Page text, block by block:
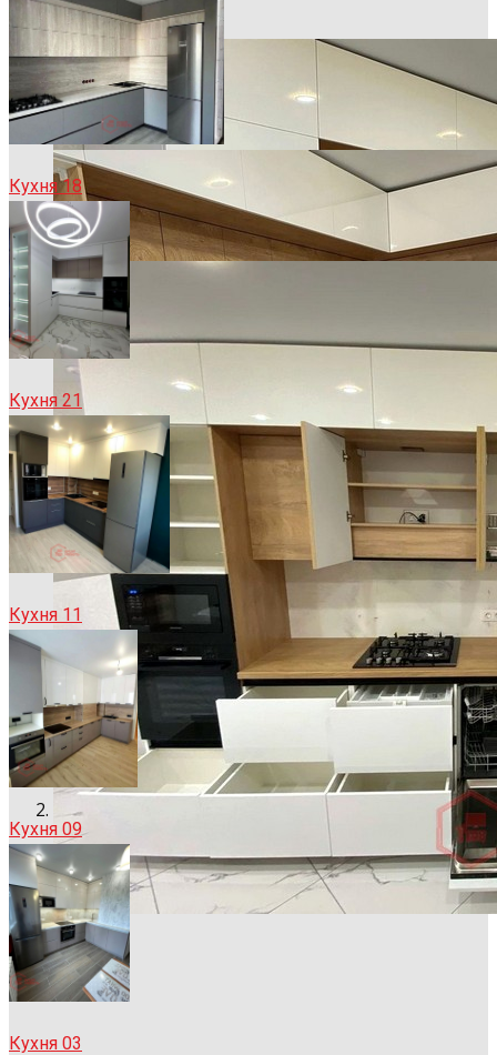
Кухня 18
Кухня 21
Кухня 11
Кухня 09
Кухня 03